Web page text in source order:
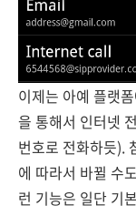
이제는 아예 플랫
을 통해서 인터넷
번호로 전화하듯).
에 따라서 바뀔 수
런 기능은 일단 기